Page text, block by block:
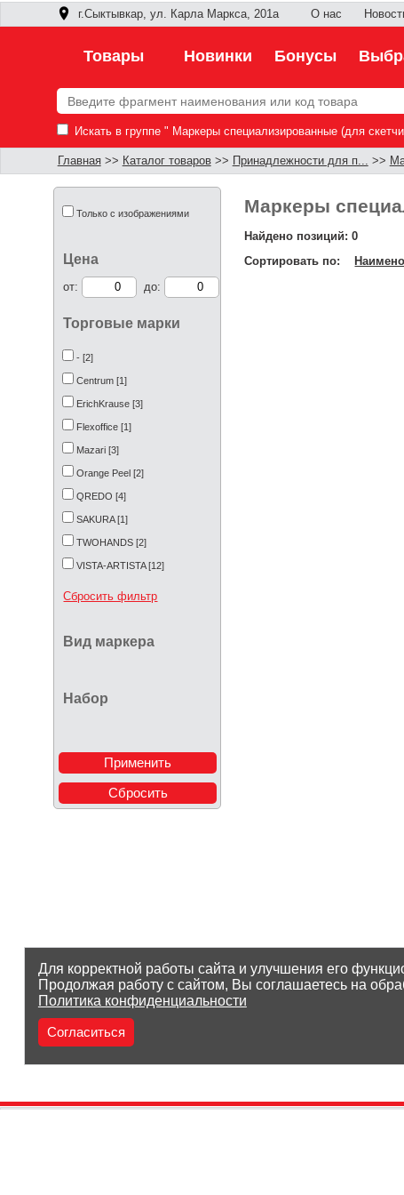
г.Сыктывкар, ул. Карла Маркса, 201а О нас
Товары Новинки Бонусы
Искать в группе " Маркеры специализированные (для
Главная>> Каталог товаров>> Принадлежности для п... >>
Только с изображениями
Цена
от: до:
Торговые марки
- [2]
Centrum [1]
ErichKrause [3]
Flexoffice [1]
Mazari [3]
Orange Peel [2]
QREDO [4]
SAKURA [1]
TWOHANDS [2]
VISTA-ARTISTA [12]
Сбросить фильтр
Вид маркера
Набор
Маркеры
Найдено позиций: 0
Сортировать по:
Для корректной работы сайта и улучшения его
Продолжая работу с сайтом, Вы соглашаетесь на
Политика конфиденциальности
Согласиться